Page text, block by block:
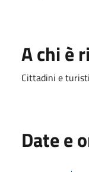
A chi è
Cittadini e turisti
Date e